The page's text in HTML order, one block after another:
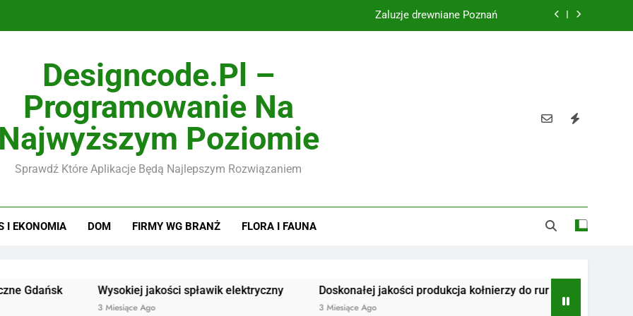
Żaluzje drewniane Poznań
Designcode.pl –
Programowanie Na
Najwyższym Poziomie
Sprawdź Które Aplikacje Będą Najlepszym Rozwiązaniem
I EKONOMIA DOM FIRMY WG BRANŻ FLORA I FAUNA
Wysokiej jakości spławik elektryczny
3 Miesiące Ago
Doskonałej jakości produkcja kołnierzy do rur
3 Miesiące Ago
Radiotelefony
3 Miesiące Ago